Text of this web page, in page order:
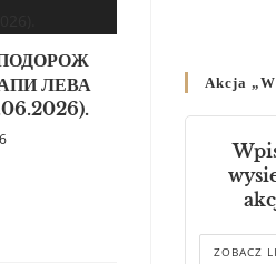
ЛЕВА
днях 2-12
Декрет
літургії
Akcja
ZOBACZ